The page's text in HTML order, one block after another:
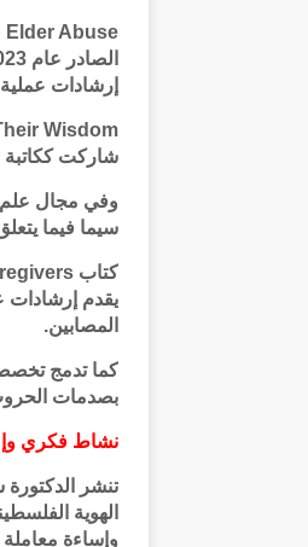
إرشادات
شاركت ككاتبة مساهمة ضمن
وفي مجال علم
سيما فيما
يقدم إرشادات
المصابين.
كما تدمج
بصدمات
نشاط فكري
تنشر
الهوية
وإساءة